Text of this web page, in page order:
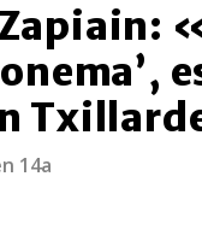
14a